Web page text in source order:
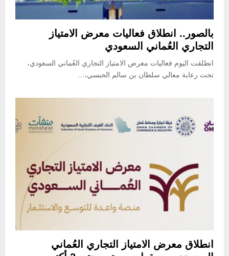
بالصور.. انطلاق فعاليات معرض الامتياز
التجاري العُماني السعودي
انطلقت اليوم فعاليات معرض الامتياز التجاري العُماني السعودي،
تحت رعاية معالي سلطان بن سالم الحبسي،...
انطلاق معرض الامتياز التجاري العُماني